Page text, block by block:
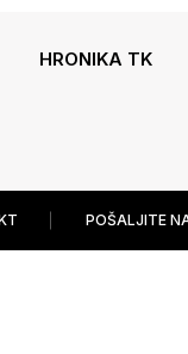
HRONIKA TK
POŠALJITE